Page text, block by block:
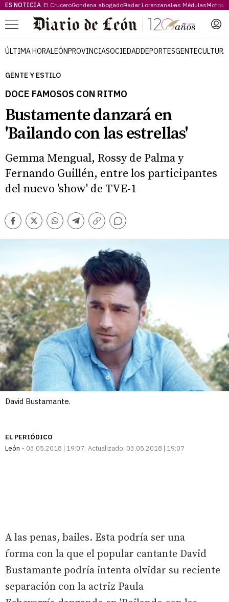
ES NOTICIA El CruceroCondena abogadoRadar LorenzanaLas MédulasMotos
Menú
ÚLTIMA HORALEÓNPROVINCIASOCIEDADDEPORTESGENTECULTURA
GENTE Y ESTILO
DOCE FAMOSOS CON RITMO
Bustamente danzará en
'Bailando con las estrellas'
Gemma Mengual, Rossy de Palma y
Fernando Guillén, entre los participantes
del nuevo 'show' de TVE-1
Facebook
TwitterWhatsappTelegram
Copiar
Comentarios
David Bustamante.
EL PERIÓDICO
León
03.05.2018 | 19:07 Actualizado: 03.05.2018 | 19:07
A las penas, bailes. Esta podría ser una
forma con la que el popular cantante David
Bustamante podría intenta olvidar su reciente
separación con la actriz Paula